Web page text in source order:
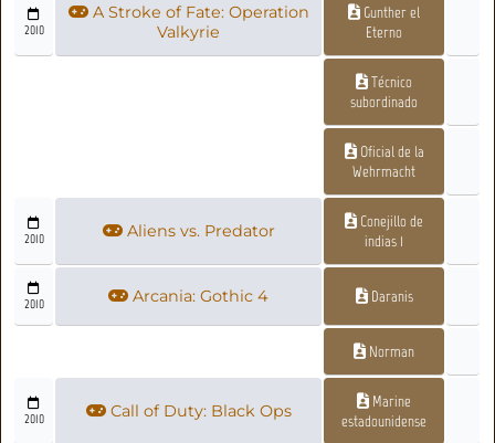
2010
A Stroke of Fate: Operation
Valkyrie
Gunther el
Eterno
Técnico
subordinado
Oficial de la
Wehrmacht
2010 Aliens vs. Predator
Conejillo de
indias 1
2010 Arcania: Gothic 4 Daranis
Norman
2010 Call of Duty: Black Ops
Marine
estadounidense